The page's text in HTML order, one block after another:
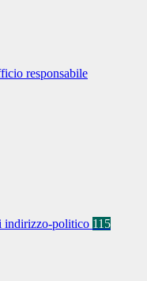
responsabile
indirizzo-politico 115